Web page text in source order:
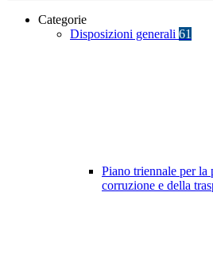
Categorie
Disposizioni generali 61
Piano triennale per la
corruzione e della